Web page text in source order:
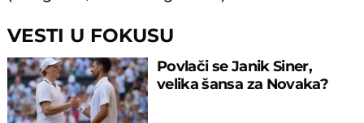
VESTI U FOKUSU
Povlači se Janik Siner,
velika šansa za Novaka?